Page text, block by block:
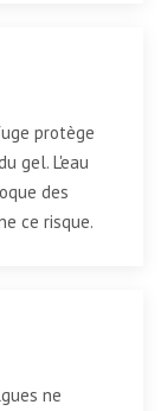
protège
gel. L'eau
des
ce risque.
ne